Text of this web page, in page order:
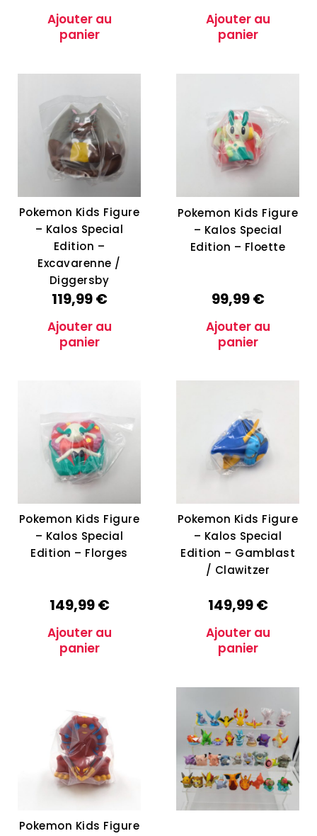
Ajouter au
panier
Ajouter au
panier
Pokemon Kids Figure
– Kalos Special
Edition –
Excavarenne /
Diggersby
119,99€
Ajouter au
panier
Pokemon Kids Figure
– Kalos Special
Edition – Floette
99,99€
Ajouter au
panier
Pokemon Kids Figure
– Kalos Special
Edition – Florges
149,99€
Ajouter au
panier
Pokemon Kids Figure
– Kalos Special
Edition – Gamblast
/ Clawitzer
149,99€
Ajouter au
panier
Pokemon Kids Figure